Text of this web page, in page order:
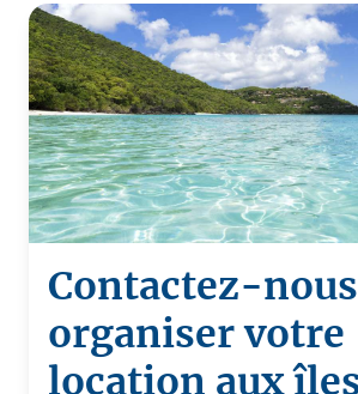
Contactez-
organiser votre
location aux